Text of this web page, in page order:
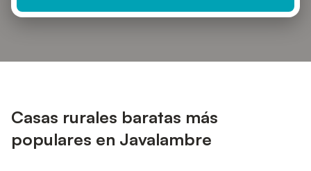
Casas rurales baratas más
populares en Javalambre